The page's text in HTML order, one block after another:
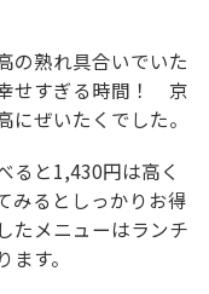
の熟れ具合いでいた
せすぎる時間！ 京
ぜいたくでした。
ると1,430円は高く
みるとしっかりお得
たメニューはランチ
す。